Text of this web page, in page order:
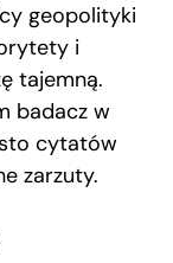
geopolityki
i
tajemną.
badacz w
cytatów
zarzuty.